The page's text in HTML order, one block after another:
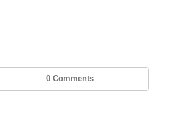
0 Comments